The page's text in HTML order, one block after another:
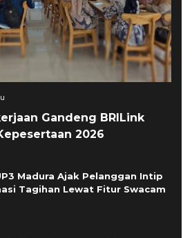
Gandeng BRILink
2026
Madura Ajak Pelanggan Intip
Tagihan Lewat Fitur Swacam